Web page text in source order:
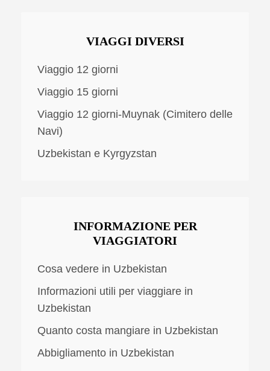
VIAGGI DIVERSI
Viaggio 12 giorni
Viaggio 15 giorni
Viaggio 12 giorni-Muynak (Cimitero delle
Navi)
Uzbekistan e Kyrgyzstan
INFORMAZIONE PER
VIAGGIATORI
Cosa vedere in Uzbekistan
Informazioni utili per viaggiare in
Uzbekistan
Quanto costa mangiare in Uzbekistan
Abbigliamento in Uzbekistan